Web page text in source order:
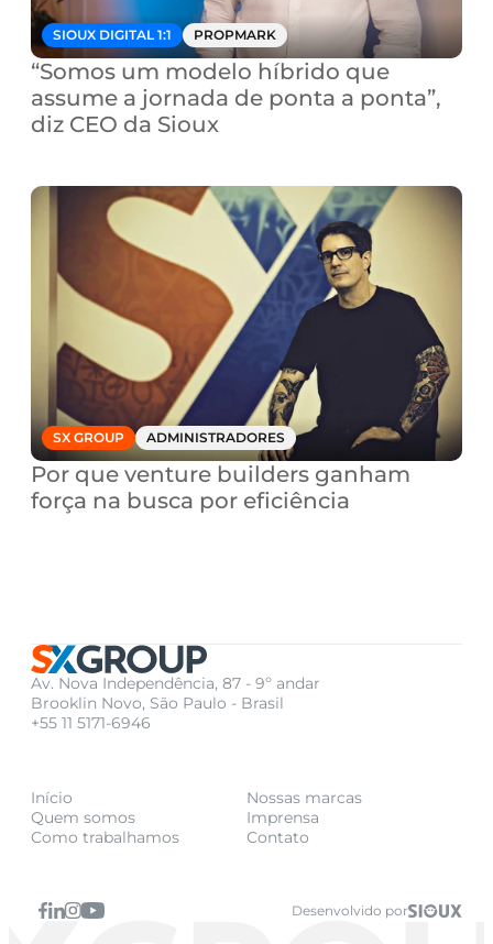
SIOUX DIGITAL 1:1 PROPMARK
“Somos um modelo híbrido que
assume a jornada de ponta a ponta”,
diz CEO da Sioux
SX GROUP ADMINISTRADORES
Por que venture builders ganham
força na busca por eficiência
Av. Nova Independência, 87 - 9º andar
Brooklin Novo, São Paulo - Brasil
+55 11 5171-6946
Início
Quem somos
Como trabalhamos
Nossas marcas
Imprensa
Contato
Desenvolvido por